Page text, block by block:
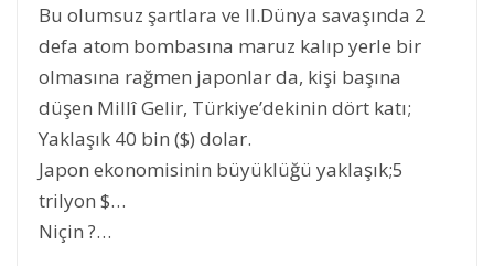
Bu olumsuz şartlara ve II.Dünya savaşında 2
defa atom bombasına maruz kalıp yerle bir
olmasına rağmen japonlar da, kişi başına
düşen Millî Gelir, Türkiye’dekinin dört katı;
Yaklaşık 40 bin ($) dolar.
Japon ekonomisinin büyüklüğü yaklaşık;5
trilyon $…
Niçin ?…